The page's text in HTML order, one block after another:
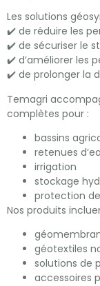
Les solutions
✔️ de réduire les
✔️ de sécuriser le
✔️ d’améliorer les
✔️ de prolonger la
Temagri
complètes pour :
bassins
retenues
irrigation
stockage
protection
Nos produits
géotextiles
solutions de
accessoires